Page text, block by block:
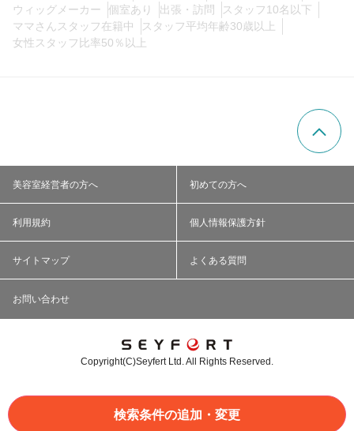
ウィッグメーカー
個室あり 出張・訪問
スタッフ10名以下
ママさんスタッフ在籍中
スタッフ平均年齢30歳以上
女性スタッフ比率50％以上
検索条件の追加・変更
美容室経営者の方へ 初めての方へ
利用規約 個人情報保護方針
サイトマップ よくある質問
お問い合わせ
Copyright(C)Seyfert Ltd. All Rights Reserved.